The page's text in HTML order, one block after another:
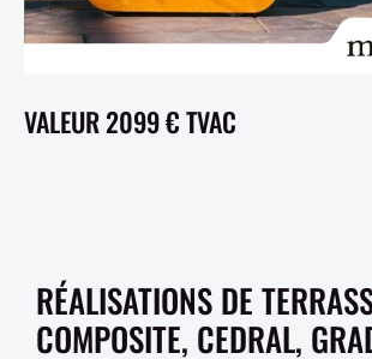
VALEUR 2099 € TVAC
RÉALISATIONS DE
COMPOSITE, CEDRAL,